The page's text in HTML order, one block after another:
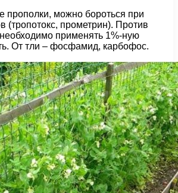
прополки, можно бороться при
(тропотокс, прометрин). Против
применять 1%-ную
От тли – фосфамид, карбофос.